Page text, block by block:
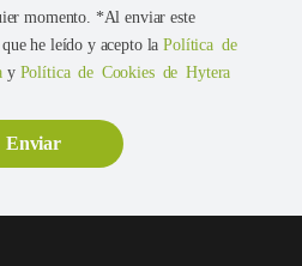
momento. *Al enviar este
he leído y acepto laPolítica de
y Política de Cookies de Hytera